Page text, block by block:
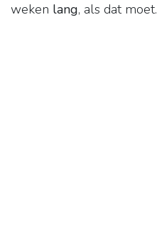
weken lang, als dat moet.